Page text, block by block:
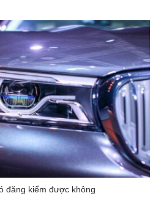
đăng kiểm được không